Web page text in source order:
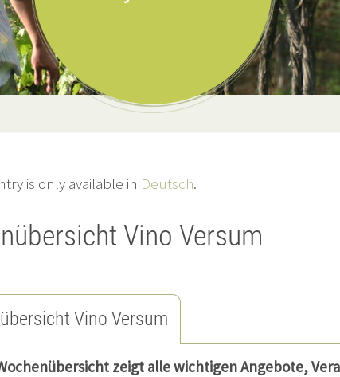
is only available in Deutsch.
Vino Versum
Vino Versum
zeigt alle wichtigen Angebote,